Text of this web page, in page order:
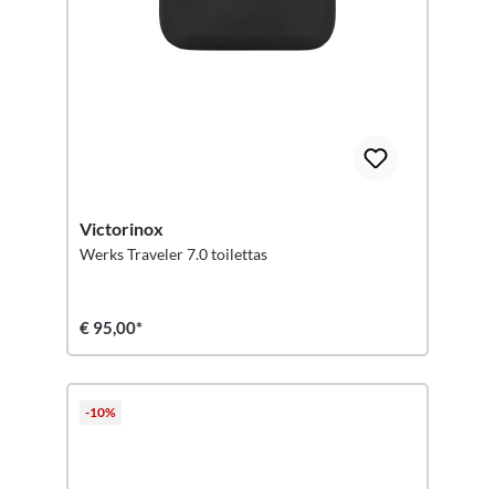
Victorinox
Werks Traveler 7.0 toilettas
€ 95,00*
-10%